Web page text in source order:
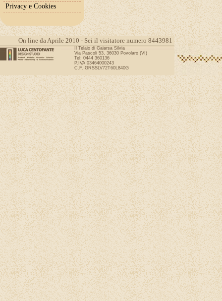
Privacy e Cookies
On line da Aprile 2010 - Sei il visitatore numero 8443981
Il Telaio di Gaiarsa Silvia
Via Pascoli 53, 36030 Povolaro (VI)
Tel: 0444 360136
P.IVA 03464000243
C.F. GRSSLV72T60L840G